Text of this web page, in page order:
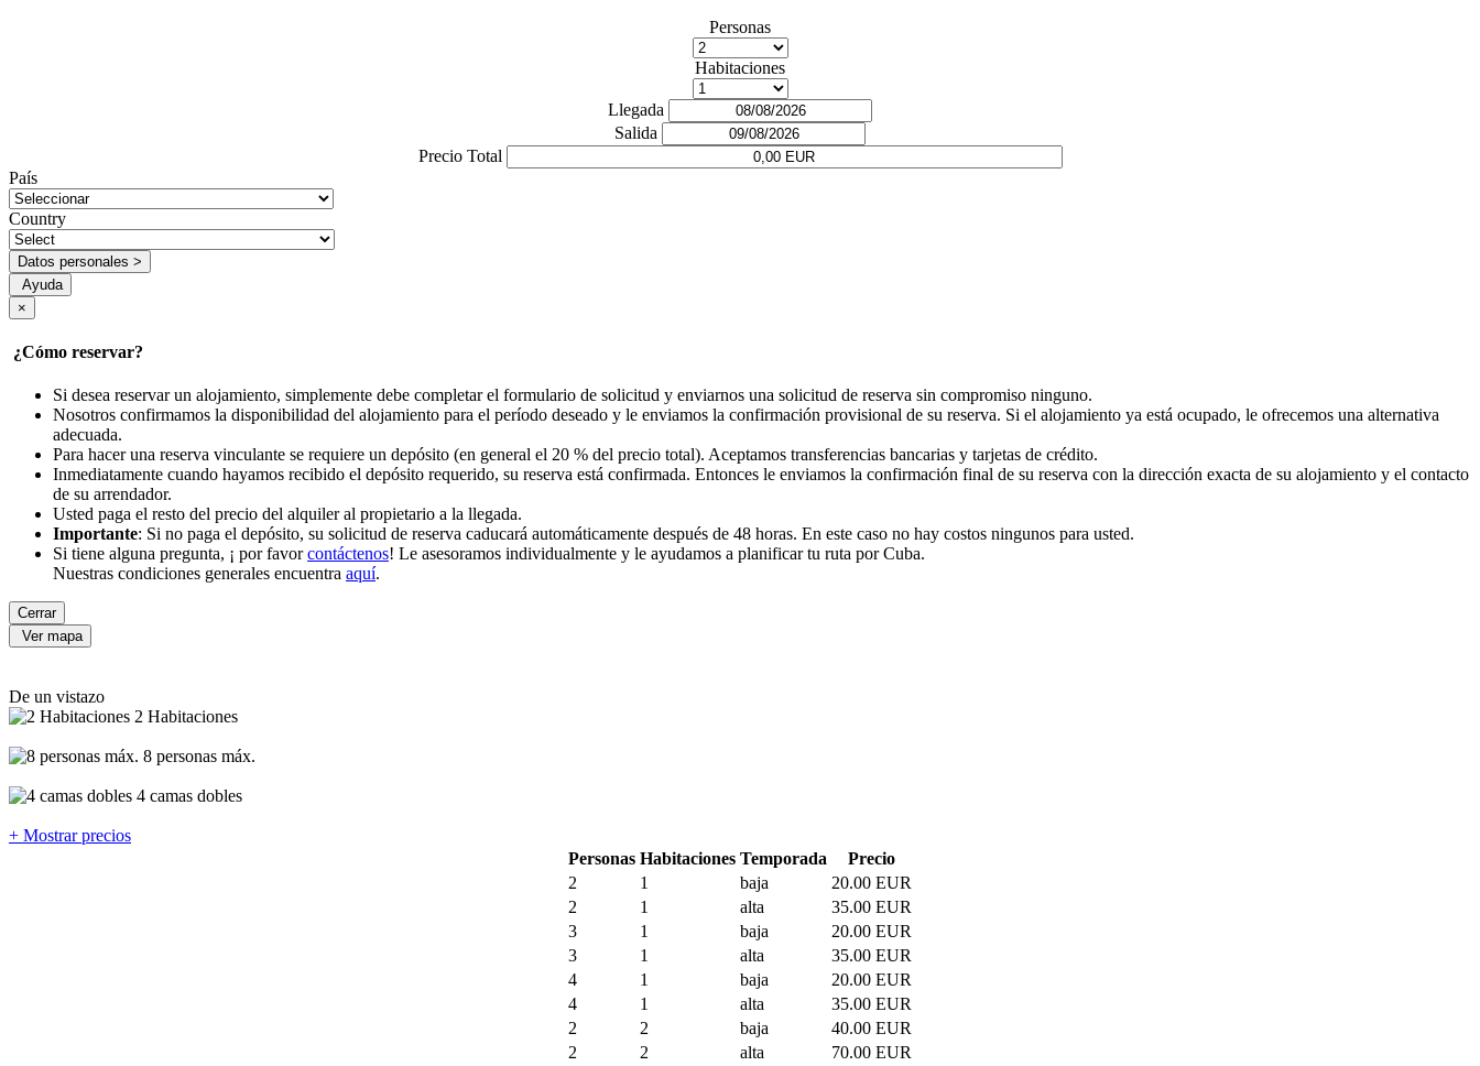
Personas
Habitaciones
Llegada
Salida
Precio Total
País
Country
Datos personales >
Ayuda
×
¿Cómo reservar?
Si desea reservar un alojamiento, simplemente debe completar el formulario de solicitud y enviarnos una solicitud de reserva sin compromiso ninguno.
Nosotros confirmamos la disponibilidad del alojamiento para el período deseado y le enviamos la confirmación provisional de su reserva. Si el alojamiento ya está ocupado, le ofrecemos una alternativa
adecuada.
Para hacer una reserva vinculante se requiere un depósito (en general el 20 % del precio total). Aceptamos transferencias bancarias y tarjetas de crédito.
Inmediatamente cuando hayamos recibido el depósito requerido, su reserva está confirmada. Entonces le enviamos la confirmación final de su reserva con la dirección exacta de su alojamiento y el contacto
de su arrendador.
Usted paga el resto del precio del alquiler al propietario a la llegada.
Importante: Si no paga el depósito, su solicitud de reserva caducará automáticamente después de 48 horas. En este caso no hay costos ningunos para usted.
Si tiene alguna pregunta, ¡ por favorcontáctenos! Le asesoramos individualmente y le ayudamos a planificar tu ruta por Cuba.
Nuestras condiciones generales encuentra aquí.
Cerrar
Ver mapa
De un vistazo
2 Habitaciones
8 personas máx.
4 camas dobles
+ Mostrar precios
Personas Habitaciones Temporada
Precio
2
1 baja
20.00 EUR
2
1 alta
35.00 EUR
3
1 baja
20.00 EUR
3
1 alta
35.00 EUR
4
1 baja
20.00 EUR
4
1 alta
35.00 EUR
2
2 baja
40.00 EUR
2
2 alta
70.00 EUR